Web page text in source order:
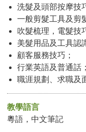
洗髮及頭部按摩技
一般剪髮工具及剪
吹髮梳理，電髮技
美髮用品及工具認
顧客服務技巧；
行業英語及普通話；
職涯規劃、求職及
教學語言
粵語，中文筆記